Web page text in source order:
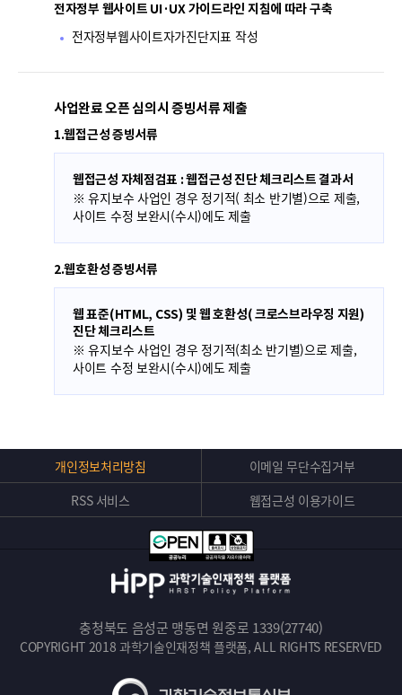
전자정부 웹사이트 UI·UX 가이드라인 지침에 따라 구축
전자정부웹사이트자가진단지표 작성
사업완료 오픈 심의시 증빙서류 제출
1.웹접근성 증빙서류
웹접근성 자체점검표 : 웹접근성 진단 체크리스트 결과서
※ 유지보수 사업인 경우 정기적( 최소 반기별)으로 제출,
사이트 수정 보완시(수시)에도 제출
2.웹호환성 증빙서류
웹 표준(HTML, CSS) 및 웹 호환성( 크로스브라우징 지원)
진단 체크리스트
※ 유지보수 사업인 경우 정기적(최소 반기별)으로 제출,
사이트 수정 보완시(수시)에도 제출
버
개인정보처리방침
이메일 무단수집거부
RSS 서비스
웹접근성 이용가이드
충청북도 음성군 맹동면 원중로 1339(27740)
COPYRIGHT 2018 과학기술인재정책 플랫폼, ALL RIGHTS RESERVED